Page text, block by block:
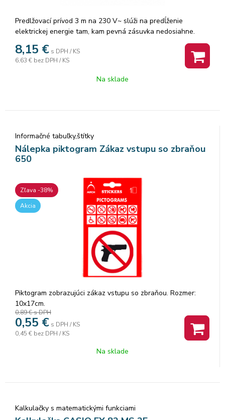
Predlžovací prívod 3 m na 230 V~ slúži na predĺženie
elektrickej energie tam, kam pevná zásuvka nedosiahne.
8,15 € s DPH / KS
6,63 € bez DPH / KS
Na sklade
Informačné tabuľky,štítky
Nálepka piktogram Zákaz vstupu so zbraňou
650
Zľava -38%
Akcia
Piktogram zobrazujúci zákaz vstupu so zbraňou. Rozmer:
10x17cm.
0,89 €s DPH
0,55 € s DPH / KS
0,45 € bez DPH / KS
Na sklade
Kalkulačky s matematickými funkciami